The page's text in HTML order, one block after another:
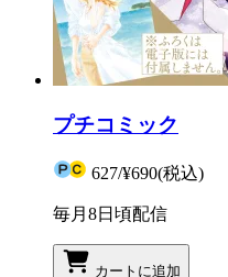
プチコミック
627/¥690(税込)
毎月8日頃配信
カートに追加